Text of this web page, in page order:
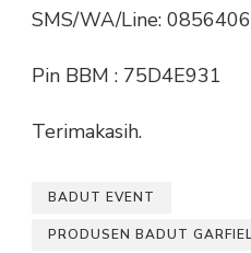
SMS/WA/Line:
Pin BBM : 75D4E931
Terimakasih.
BADUT EVENT
PRODUSEN BADUT